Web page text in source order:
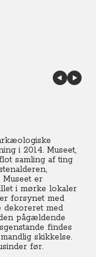
i 2014. Museet,
samling af ting
Museet er
i mørke lokaler
forsynet med
dekoreret med
pågældende
findes
skikkelse.
før.